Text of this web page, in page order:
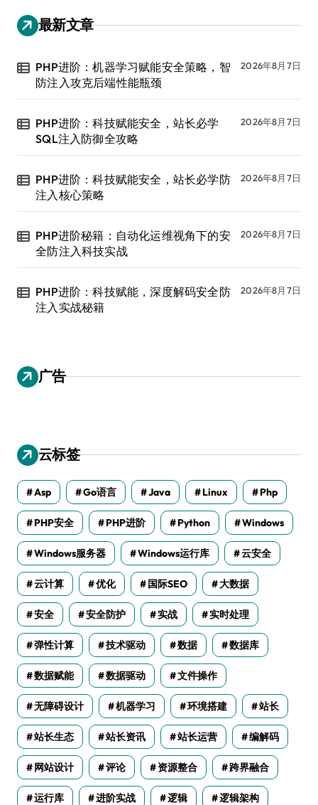
最新文章
PHP进阶：机器学习赋能安全策略，智
防注入攻克后端性能瓶颈
2026年8月7日
PHP进阶：科技赋能安全，站长必学
SQL注入防御全攻略
2026年8月7日
PHP进阶：科技赋能安全，站长必学防
注入核心策略
2026年8月7日
PHP进阶秘籍：自动化运维视角下的安
全防注入科技实战
2026年8月7日
PHP进阶：科技赋能，深度解码安全防
注入实战秘籍
2026年8月7日
广告
云标签
Asp Go语言 Java Linux Php
PHP安全 PHP进阶 Python Windows
Windows服务器 Windows运行库 云安全
云计算 优化 国际SEO 大数据
安全 安全防护 实战 实时处理
弹性计算 技术驱动 数据 数据库
数据赋能 数据驱动 文件操作
无障碍设计 机器学习 环境搭建 站长
站长生态 站长资讯 站长运营 编解码
网站设计 评论 资源整合 跨界融合
运行库 进阶实战 逻辑 逻辑架构